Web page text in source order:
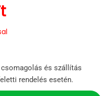
ár
csomagolás és szállítás
rendelés esetén.